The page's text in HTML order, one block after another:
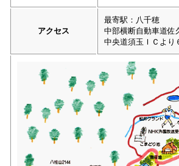
アクセス
最寄駅：八千穂
中部横断自動車道佐
中央道須玉ＩＣより